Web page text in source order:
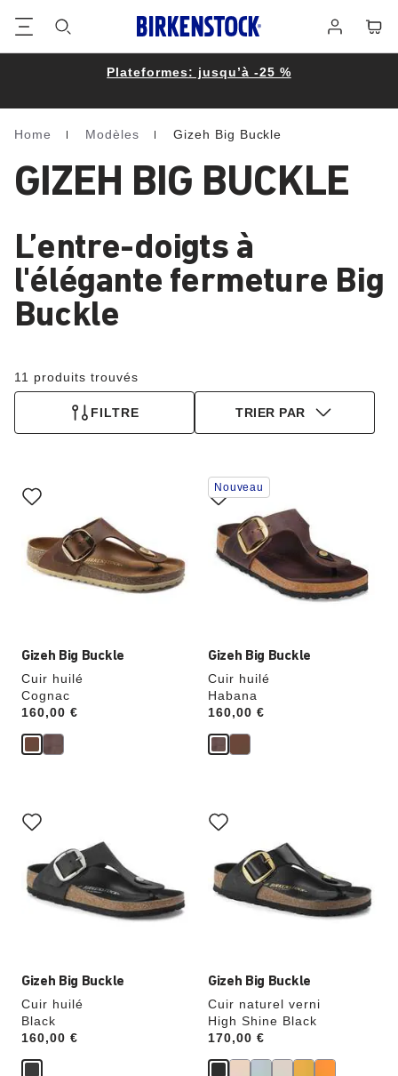
connecter
Plateformes: jusqu’à -25 %
Homepage
Home Modèles Gizeh Big Buckle
GIZEH BIG BUCKLE
L’entre-doigts à
l'élégante fermeture Big
Buckle
11 produits trouvés
FILTRE TRIER PAR
Gizeh Big Buckle
Cuir huilé
Cognac
Price:
160,00 €
sur
les
échantillons
de
couleurs
modifiera
Gizeh Big Buckle
Cuir huilé
Habana
Price:
160,00 €
Cliquer
sur
les
échantillons
couleurs
modifiera
Nouveau
Gizeh Big Buckle
Cuir huilé
Black
Price:
160,00 €
sur
les
échantillons
de
couleurs
modifiera
Gizeh Big Buckle
Cuir naturel verni
High Shine Black
Price:
170,00 €
sur
les
échantillons
de
couleurs
modifiera